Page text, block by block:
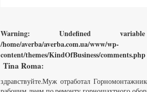
Warning: Undefined
/home/averba/averba.com.ua/www/wp-
content/themes/KindOfBusiness/comments.php
Tina Roma:
здравствуйте.Муж отработал